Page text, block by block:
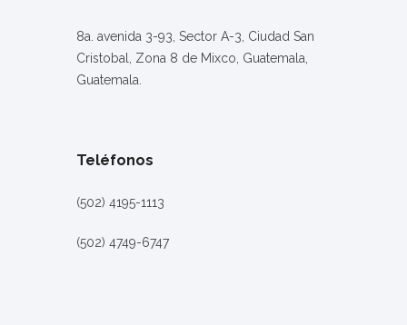
8a. avenida 3-93, Sector A-3, Ciudad San
Cristobal, Zona 8 de Mixco, Guatemala,
Guatemala.
Teléfonos
(502) 4195-1113
(502) 4749-6747